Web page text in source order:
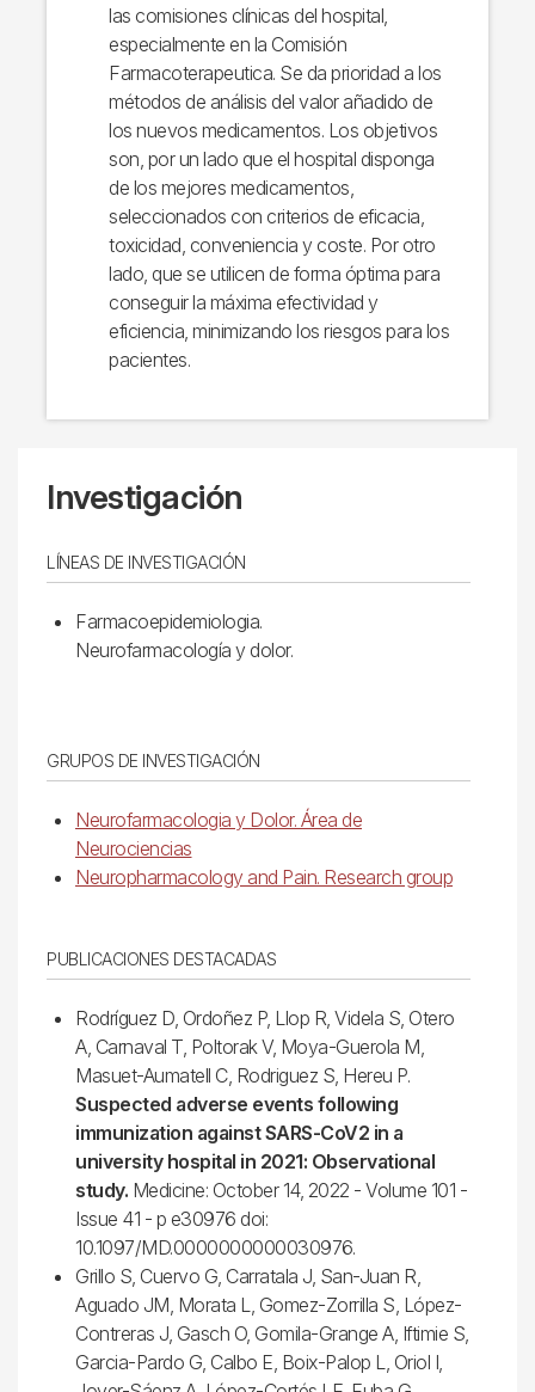
las comisiones clínicas del hospital,
especialmente en la Comisión
Farmacoterapeutica. Se da prioridad a los
métodos de análisis del valor añadido de
los nuevos medicamentos. Los objetivos
son, por un lado que el hospital disponga
de los mejores medicamentos,
seleccionados con criterios de eficacia,
toxicidad, conveniencia y coste. Por otro
lado, que se utilicen de forma óptima para
conseguir la máxima efectividad y
eficiencia, minimizando los riesgos para los
pacientes.
Investigación
LÍNEAS DE INVESTIGACIÓN
Farmacoepidemiologia.
Neurofarmacología y dolor.
GRUPOS DE INVESTIGACIÓN
Neurofarmacologia y Dolor. Área de
Neurociencias
Neuropharmacology and Pain. Research group
PUBLICACIONES DESTACADAS
Rodríguez D, Ordoñez P, Llop R, Videla S, Otero
A, Carnaval T, Poltorak V, Moya-Guerola M,
Masuet-Aumatell C, Rodriguez S, Hereu P.
Suspected adverse events following
immunization against SARS-CoV2 in a
university hospital in 2021: Observational
study. Medicine: October 14, 2022 - Volume 101 -
Issue 41 - p e30976 doi:
10.1097/MD.0000000000030976.
Grillo S, Cuervo G, Carratala J, San-Juan R,
Aguado JM, Morata L, Gomez-Zorrilla S, López-
Contreras J, Gasch O, Gomila-Grange A, Iftimie S,
Garcia-Pardo G, Calbo E, Boix-Palop L, Oriol I,